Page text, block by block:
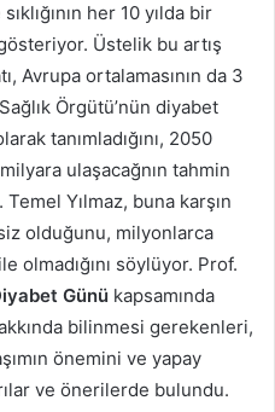
her 10 yılda bir
Üstelik bu artış
Avrupa ortalamasının da 3
Örgütü’nün diyabet
tanımladığını, 2050
milyara ulaşacağnın tahmin
Yılmaz, buna karşın
olduğunu, milyonlarca
olmadığını söylüyor. Prof.
Günü kapsamında
bilinmesi gerekenleri,
önemini ve yapay
ve önerilerde bulundu.